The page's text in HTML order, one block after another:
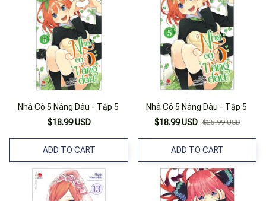
Nhà Có 5 Nàng Dâu - Tập 5
$18.99 USD
ADD TO CART
Nhà Có 5 Nàng Dâu - Tập 5
$18.99 USD $25.99 USD
ADD TO CART